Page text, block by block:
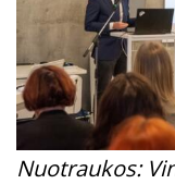
Nuotraukos: